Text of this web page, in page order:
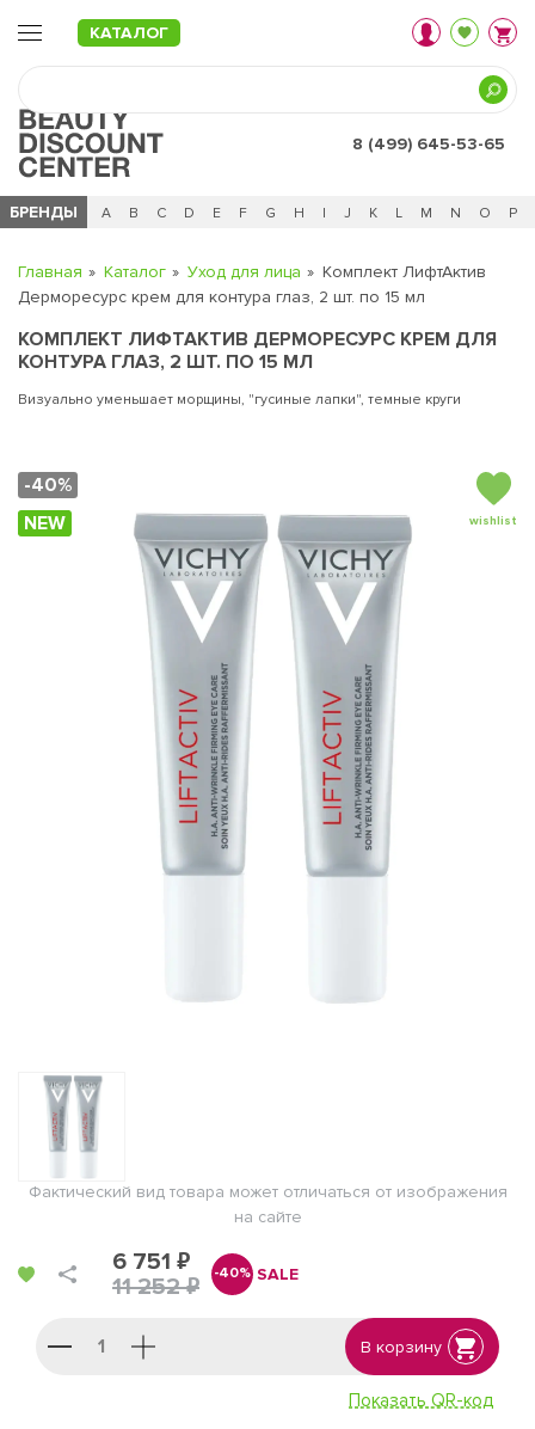
КАТАЛОГ
8 (499) 645-53-65
БРЕНДЫ
Ч 0 - 9 A B C D E F G H I J K L M N O P
Главная Каталог Уход для лица
Комплект ЛифтАктив
Дерморесурс крем для контура глаз, 2 шт. по 15 мл
КОМПЛЕКТ ЛИФТАКТИВ ДЕРМОРЕСУРС КРЕМ ДЛЯ
КОНТУРА ГЛАЗ, 2 ШТ. ПО 15 МЛ
Визуально уменьшает морщины, "гусиные лапки", темные круги
-40%
NEW
wishlist
Фактический вид товара может отличаться от изображения
на сайте
6 751 ₽
11 252 ₽
-40% SALE
В корзину
Показать QR-код